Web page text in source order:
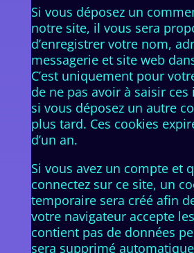
Si vous déposez un
notre site, il vous sera
d’enregistrer votre nom,
messagerie et site web
C’est uniquement pour
de ne pas avoir à saisir
si vous déposez un autre
plus tard. Ces cookies
d’un an.
Si vous avez un compte et
connectez sur ce site, un
temporaire sera créé afin
votre navigateur accepte
contient pas de données
sera supprimé